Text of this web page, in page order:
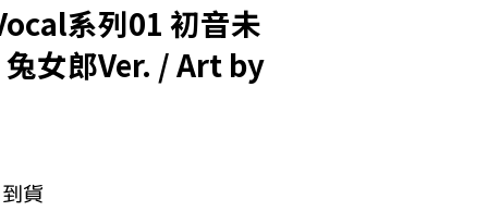
系列01 初音未
女郎Ver. / Art by
貨